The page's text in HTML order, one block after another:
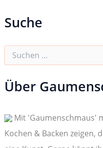
Suche
h
e
a
h
Über
Mit 'Gaumenschmaus'
Kochen & Backen zeigen,